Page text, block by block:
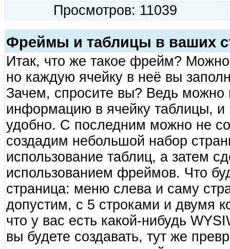
Просмотров: 11039
Фреймы и таблицы в ваших
Итак, что же такое фрейм? Можно
но каждую ячейку в неё вы
Зачем, спросите вы? Ведь можно
информацию в ячейку таблицы, и
удобно. С последним можно не
создадим небольшой набор
использование таблиц, а затем
использованием фреймов. Что
страница: меню слева и саму
допустим, с 5 строками и двумя
что у вас есть какой-нибудь
вы будете создавать, тут же